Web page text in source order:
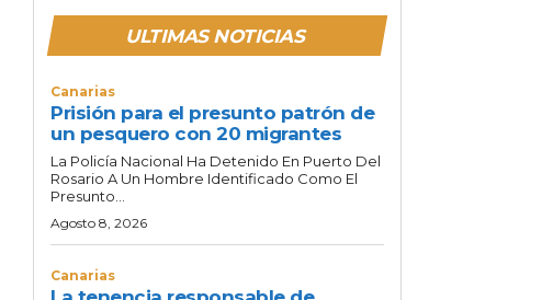
ULTIMAS NOTICIAS
Canarias
Prisión para el presunto patrón de
un pesquero con 20 migrantes
La Policía Nacional Ha Detenido En Puerto Del
Rosario A Un Hombre Identificado Como El
Presunto...
Agosto 8, 2026
Canarias